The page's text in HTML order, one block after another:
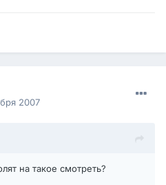
2007
на такое смотреть?